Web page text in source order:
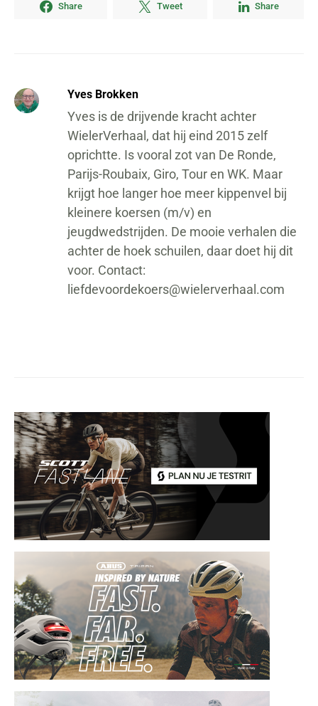
Share Tweet Share
Yves Brokken
Yves is de drijvende kracht achter
WielerVerhaal, dat hij eind 2015 zelf
oprichtte. Is vooral zot van De Ronde,
Parijs-Roubaix, Giro, Tour en WK. Maar
krijgt hoe langer hoe meer kippenvel bij
kleinere koersen (m/v) en
jeugdwedstrijden. De mooie verhalen die
achter de hoek schuilen, daar doet hij dit
voor. Contact:
liefdevoordekoers@wielerverhaal.com